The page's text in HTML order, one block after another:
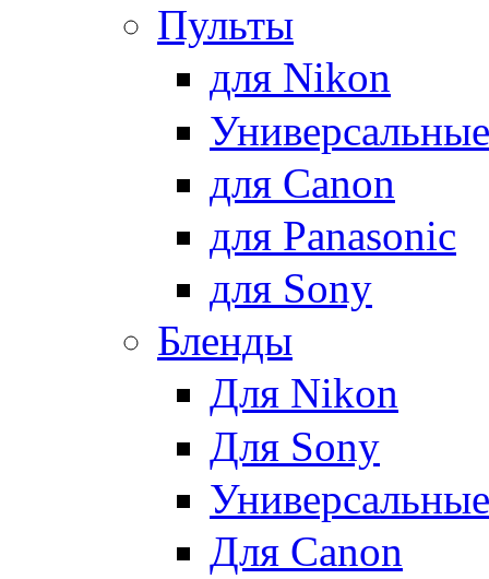
Пульты
для Nikon
Универсальные
для Canon
для Panasonic
для Sony
Бленды
Для Nikon
Для Sony
Универсальные
Для Canon